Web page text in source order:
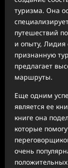
туризма. Она
путешествий
и опыту, Лидия
признанную
предлагает
маршруты.
Еще одним
является ее
книге она
которые
очень
положительных